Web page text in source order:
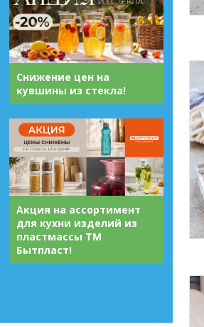
Снижение цен на
кувшины из стекла!
Акция на ассортимент
для кухни изделий из
пластмассы ТМ
Бытпласт!